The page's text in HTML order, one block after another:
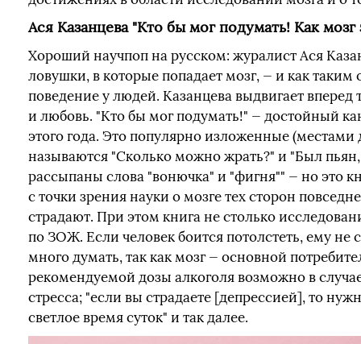
Ася Казанцева "Кто бы мог подумать! Как мозг
Хороший научпоп на русском: журалист Ася
ловушки, в которые попадает мозг, — и как таким
поведение у людей. Казанцева выдвигает
и любовь. "Кто бы мог подумать!" — достойный
этого года. Это популярно изложенные (местами
называются "Сколько можно жрать?" и "Был
рассыпаны слова "вонючка" и "фигня"" — но это
с точки зрения науки о мозге тех сторон
страдают. При этом книга не столько
по ЗОЖ. Если человек боится потолстеть, ему
много думать, так как мозг — основной
рекомендуемой дозы алкоголя возможно в
стресса; "если вы страдаете [депрессией], то
светлое время суток" и так далее.